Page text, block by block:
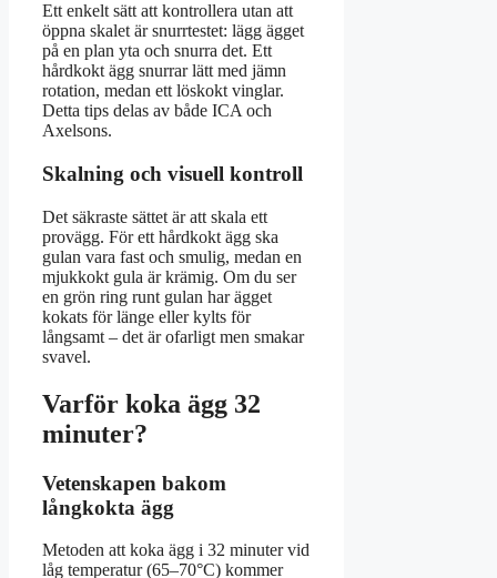
Ett enkelt sätt att kontrollera utan att
öppna skalet är snurrtestet: lägg ägget
på en plan yta och snurra det. Ett
hårdkokt ägg snurrar lätt med jämn
rotation, medan ett löskokt vinglar.
Detta tips delas av både ICA och
Axelsons.
Skalning och visuell kontroll
Det säkraste sättet är att skala ett
provägg. För ett hårdkokt ägg ska
gulan vara fast och smulig, medan en
mjukkokt gula är krämig. Om du ser
en grön ring runt gulan har ägget
kokats för länge eller kylts för
långsamt – det är ofarligt men smakar
svavel.
Varför koka ägg 32
minuter?
Vetenskapen bakom
långkokta ägg
Metoden att koka ägg i 32 minuter vid
låg temperatur (65–70°C) kommer